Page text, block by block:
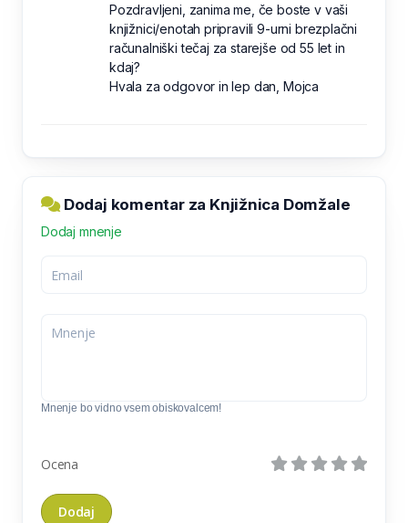
Pozdravljeni, zanima me, če boste v vaši
knjižnici/enotah pripravili 9-urni brezplačni
računalniški tečaj za starejše od 55 let in
kdaj?
Hvala za odgovor in lep dan, Mojca
Dodaj komentar za Knjižnica Domžale
Dodaj mnenje
Mnenje bo vidno vsem obiskovalcem!
Ocena